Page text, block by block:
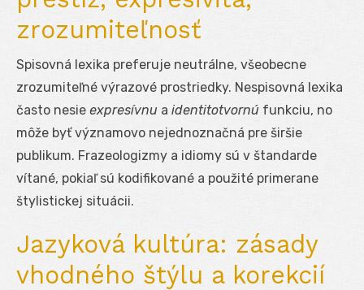
zrozumiteľnosť
Spisovná lexika preferuje neutrálne, všeobecne
zrozumiteľné výrazové prostriedky. Nespisovná lexika
často nesie expresívnu a identitotvornú funkciu, no
môže byť významovo nejednoznačná pre širšie
publikum. Frazeologizmy a idiomy sú v štandarde
vítané, pokiaľ sú kodifikované a použité primerane
štylistickej situácii.
Jazyková kultúra: zásady
vhodného štýlu a korekcií